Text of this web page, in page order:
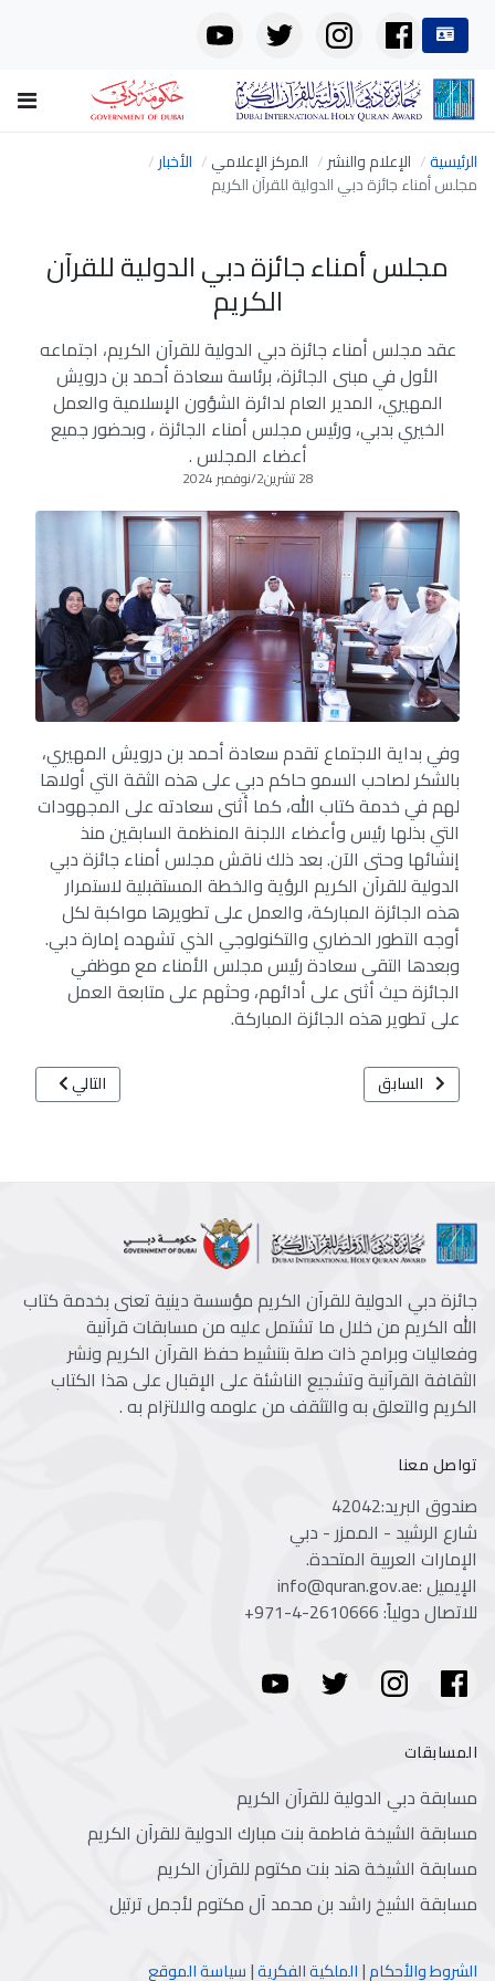
الرئيسية الإعلام والنشر المركز الإعلامي
الأخبار
مجلس أمناء جائزة دبي الدولية للقرآن الكريم
مجلس أمناء جائزة دبي الدولية للقرآن
الكريم
عقد مجلس أمناء جائزة دبي الدولية للقرآن الكريم، اجتماعه
الأول في مبنى الجائزة، برئاسة سعادة أحمد بن درويش
المهيري، المدير العام لدائرة الشؤون الإسلامية والعمل
الخيري بدبي، ورئيس مجلس أمناء الجائزة ، وبحضور جميع
أعضاء المجلس .
28 تشرين2/نوفمبر 2024
وفي بداية الاجتماع تقدم سعادة أحمد بن درويش المهيري،
بالشكر لصاحب السمو حاكم دبي على هذه الثقة التي أولاها
لهم في خدمة كتاب الله، كما أثنى سعادته على المجهودات
التي بذلها رئيس وأعضاء اللجنة المنظمة السابقين منذ
إنشائها وحتى الآن. بعد ذلك ناقش مجلس أمناء جائزة دبي
الدولية للقرآن الكريم الرؤية والخطة المستقبلية لاستمرار
هذه الجائزة المباركة، والعمل على تطويرها مواكبة لكل
أوجه التطور الحضاري والتكنولوجي الذي تشهده إمارة دبي.
وبعدها التقى سعادة رئيس مجلس الأمناء مع موظفي
الجائزة حيث أثنى على أدائهم، وحثهم على متابعة العمل
على تطوير هذه الجائزة المباركة.
المقال السابق: جائزة دبي الدولية للقرآن الكريم بإسلامية دبي
السابق المقال التالي:
التالي
جائزة دبي الدولية للقرآن الكريم مؤسسة دينية تعنى بخدمة كتاب
الله الكريم من خلال ما تشتمل عليه من مسابقات قرآنية
وفعاليات وبرامج ذات صلة بتنشيط حفظ القرآن الكريم ونشر
الثقافة القرآنية وتشجيع الناشئة على الإقبال على هذا الكتاب
الكريم والتعلق به والتثقف من علومه والالتزام به .
تواصل معنا
صندوق البريد:42042
شارع الرشيد - الممزر - دبي
الإمارات العربية المتحدة.
الإيميل :info@quran.gov.ae
للاتصال دولياً:+971-4-2610666
المسابقات
مسابقة دبي الدولية للقرآن الكريم
مسابقة الشيخة فاطمة بنت مبارك الدولية للقرآن الكريم
مسابقة الشيخة هند بنت مكتوم للقرآن الكريم
مسابقة الشيخ راشد بن محمد آل مكتوم لأجمل ترتيل
الشروط والأحكام|الملكية الفكرية|سياسة الموقع